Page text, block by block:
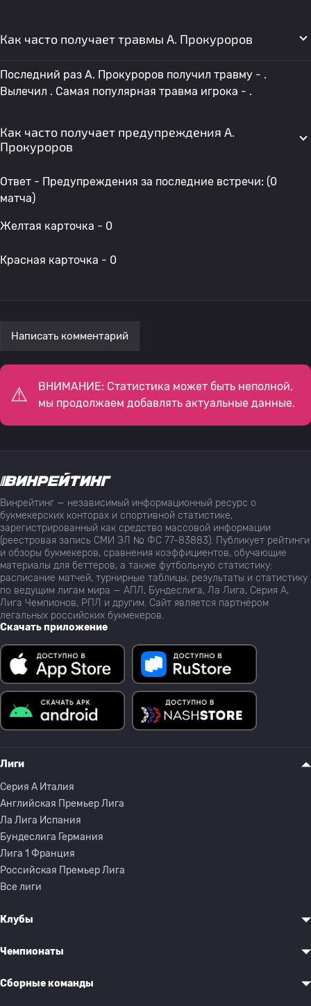
Как часто получает травмы A. Прокуроров
Последний раз A. Прокуроров получил травму - .
Вылечил . Самая популярная травма игрока - .
Как часто получает предупреждения A.
Прокуроров
Ответ - Предупреждения за последние встречи: (0
матча)
Желтая карточка - 0
Красная карточка - 0
Написать комментарий
ВНИМАНИЕ: Статистика может быть неполной,
мы продолжаем добавлять актуальные данные.
Винрейтинг — независимый информационный ресурс о
букмекерских конторах и спортивной статистике,
зарегистрированный как средство массовой информации
(реестровая запись СМИ ЭЛ № ФС 77-83883). Публикует рейтинги
и обзоры букмекеров, сравнения коэффициентов, обучающие
материалы для беттеров, а также футбольную статистику:
расписание матчей, турнирные таблицы, результаты и статистику
по ведущим лигам мира — АПЛ, Бундеслига, Ла Лига, Серия А,
Лига Чемпионов, РПЛ и другим. Сайт является партнёром
легальных российских букмекеров.
Скачать приложение
Лиги
Серия A Италия
Английская Премьер Лига
Ла Лига Испания
Бундеслига Германия
Лига 1 Франция
Российская Премьер Лига
Все лиги
Клубы
Чемпионаты
Сборные команды